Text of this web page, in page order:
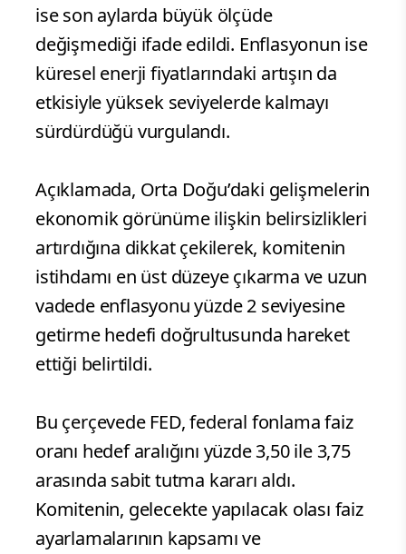
ise son aylarda büyük ölçüde
değişmediği ifade edildi. Enflasyonun ise
küresel enerji fiyatlarındaki artışın da
etkisiyle yüksek seviyelerde kalmayı
sürdürdüğü vurgulandı.
Açıklamada, Orta Doğu’daki gelişmelerin
ekonomik görünüme ilişkin belirsizlikleri
artırdığına dikkat çekilerek, komitenin
istihdamı en üst düzeye çıkarma ve uzun
vadede enflasyonu yüzde 2 seviyesine
getirme hedefi doğrultusunda hareket
ettiği belirtildi.
Bu çerçevede FED, federal fonlama faiz
oranı hedef aralığını yüzde 3,50 ile 3,75
arasında sabit tutma kararı aldı.
Komitenin, gelecekte yapılacak olası faiz
ayarlamalarının kapsamı ve